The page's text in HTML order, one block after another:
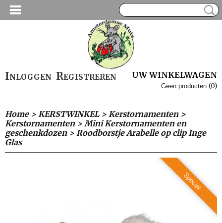
Inloggen Registreren UW WINKELWAGEN
Geen producten (0)
Home> KERSTWINKEL> Kerstornamenten>
Kerstornamenten> Mini Kerstornamenten en
geschenkdozen> Roodborstje Arabelle op clip Inge
Glas
Special